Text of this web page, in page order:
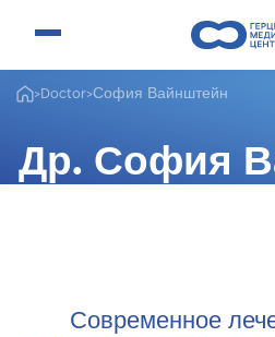
>Doctor>София Вайнштейн
Др. София
Современное